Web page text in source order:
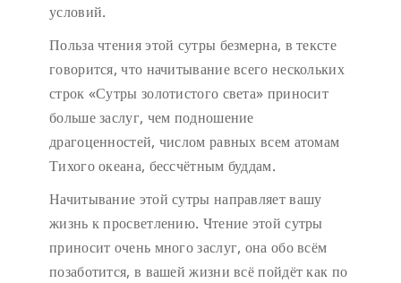
условий.
Польза чтения этой сутры безмерна, в тексте
говорится, что начитывание всего нескольких
строк «Сутры золотистого света» приносит
больше заслуг, чем подношение
драгоценностей, числом равных всем атомам
Тихого океана, бессчётным буддам.
Начитывание этой сутры направляет вашу
жизнь к просветлению. Чтение этой сутры
приносит очень много заслуг, она обо всём
позаботится, в вашей жизни всё пойдёт как по